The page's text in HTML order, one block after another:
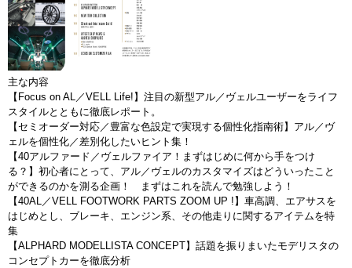
主な内容
【Focus on AL／VELL Life!】注目の新型アル／ヴェルユーザーをライフ
スタイルとともに徹底レポート。
【セミオーダー対応／豊富な色設定で実現する個性化指南術】アル／ヴ
ェルを個性化／差別化したいヒント集！
【40アルファード／ヴェルファイア！まずはじめに何から手をつけ
る？】初心者にとって、アル／ヴェルのカスタマイズはどういったこと
ができるのかを測る企画！ まずはこれを読んで勉強しよう！
【40AL／VELL FOOTWORK PARTS ZOOM UP !】車高調、エアサスを
はじめとし、ブレーキ、エンジン系、その他走りに関するアイテムを特
集
【ALPHARD MODELLISTA CONCEPT】話題を振りまいたモデリスタの
コンセプトカーを徹底分析